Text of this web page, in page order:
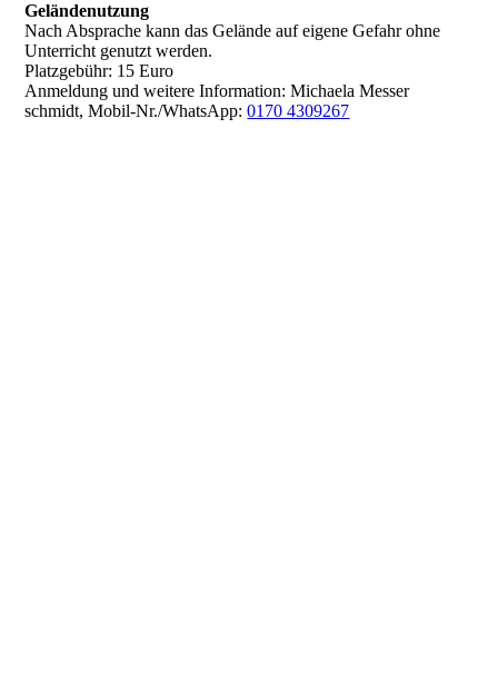
Geländenutzung
Nach Absprache kann das Gelände auf eigene Gefahr ohne
Unterricht genutzt werden.
Platzgebühr: 15 Euro
Anmeldung und weitere Information: Michaela Messer
schmidt, Mobil-Nr./WhatsApp:0170 4309267